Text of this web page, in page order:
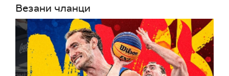
Везани чланци